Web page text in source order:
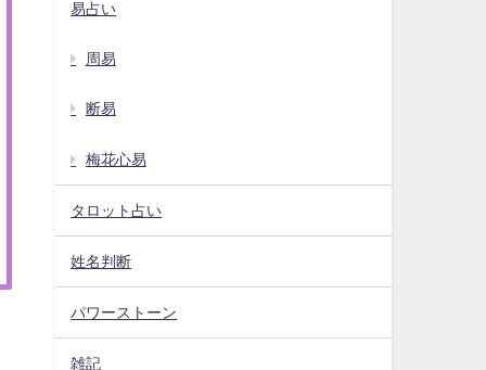
易占い
周易
断易
梅花心易
タロット占い
姓名判断
パワーストーン
雑記